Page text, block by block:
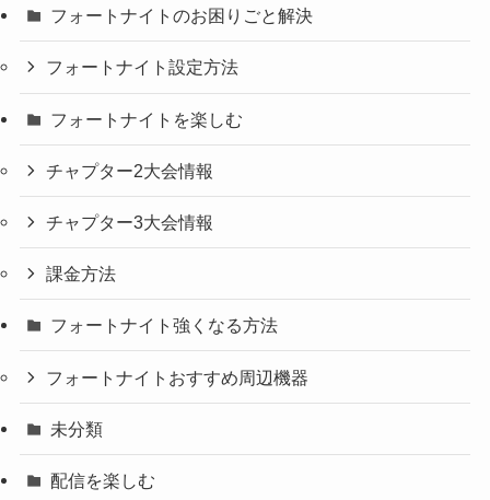
フォートナイトのお困りごと解決
フォートナイト設定方法
フォートナイトを楽しむ
チャプター2大会情報
チャプター3大会情報
課金方法
フォートナイト強くなる方法
フォートナイトおすすめ周辺機器
未分類
配信を楽しむ